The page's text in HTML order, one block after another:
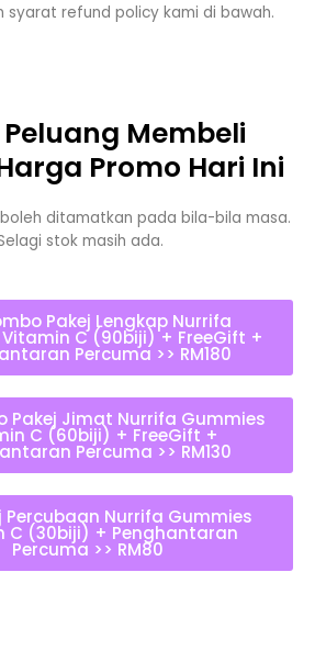
syarat refund policy kami di bawah.
Membeli
Promo Hari Ini
ditamatkan pada bila-bila masa.
stok masih ada.
Pakej Lengkap Nurrifa
C (90biji) + FreeGift +
Percuma >> RM180
Pakej Jimat Nurrifa Gummies
C (60biji) + FreeGift +
Percuma >> RM130
Percubaan Nurrifa Gummies
C (30biji) + Penghantaran
Percuma >> RM80